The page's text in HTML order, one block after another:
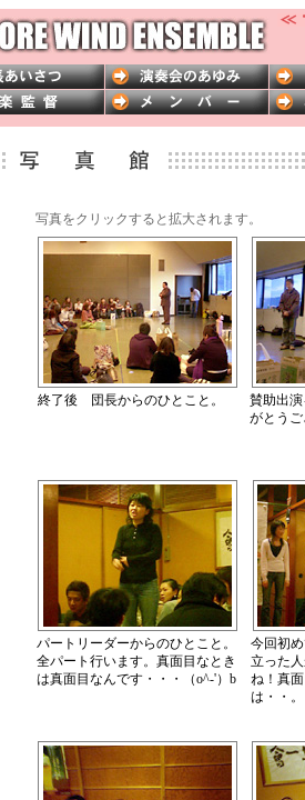
写真をクリックすると拡大されます。
終了後 団長からのひとこと。
賛助出
がとうご
パートリーダーからのひとこと。
全パート行います。真面目なとき
は真面目なんです・・・（o^-'）b
今回初
立った
ね！真
は・・。